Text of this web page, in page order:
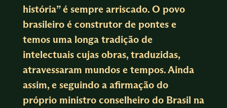
história” é sempre arriscado. O povo
brasileiro é construtor de pontes e
temos uma longa tradição de
intelectuais cujas obras, traduzidas,
atravessaram mundos e tempos. Ainda
assim, e seguindo a afirmação do
próprio ministro conselheiro do Brasil na